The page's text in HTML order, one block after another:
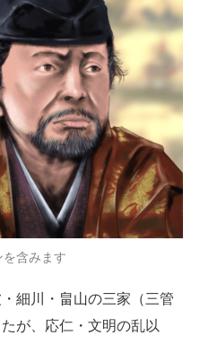
含みます
細川・畠山の三家（三管
が、応仁・文明の乱以